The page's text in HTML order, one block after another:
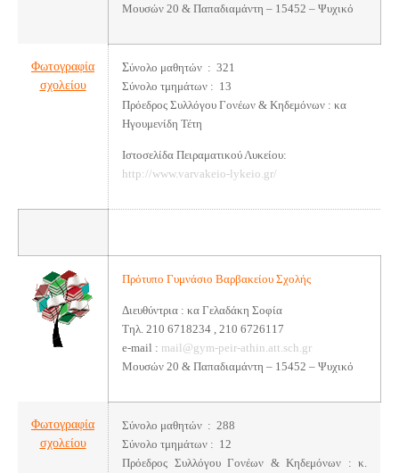
Μουσών 20 & Παπαδιαμάντη – 15452 – Ψυχικό
Φωτογραφία
σχολείου
Σύνολο μαθητών : 321
Σύνολο τμημάτων : 13
Πρόεδρος Συλλόγου Γονέων & Κηδεμόνων : κα
Ηγουμενίδη Τέτη
Ιστοσελίδα Πειραματικού Λυκείου:
http://www.varvakeio-lykeio.gr/
Πρότυπο Γυμνάσιο Βαρβακείου Σχολής
Διευθύντρια : κα Γελαδάκη Σοφία
Τηλ. 210 6718234 , 210 6726117
e-mail : mail@gym-peir-athin.att.sch.gr
Μουσών 20 & Παπαδιαμάντη – 15452 – Ψυχικό
Φωτογραφία
σχολείου
Σύνολο μαθητών : 288
Σύνολο τμημάτων : 12
Πρόεδρος Συλλόγου Γονέων & Κηδεμόνων : κ.